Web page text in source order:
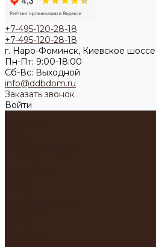
+7-495-120-28-18
+7-495-120-28-18
г. Наро-Фоминск, Киевское
Пн-Пт: 9:00-18:00
Cб-Вс: Выходной
info@ddbdom.ru
Заказать звонок
Войти